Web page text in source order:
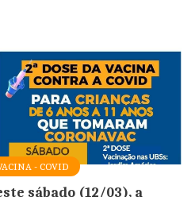
- COVID
sábado (12/03), a